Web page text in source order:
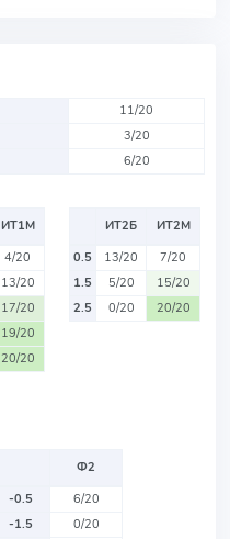
11/20
3/20
6/20
ИТ1М
4/20
13/20
17/20
19/20
20/20
ИТ2Б
ИТ2М
0.5
13/20
7/20
1.5
5/20
15/20
2.5
0/20 20/20
Ф2
-0.5
6/20
-1.5
0/20